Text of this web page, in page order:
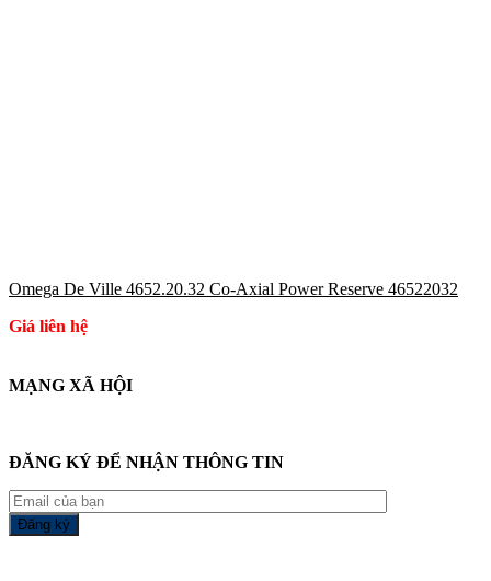
Omega De Ville 4652.20.32 Co-Axial Power Reserve 46522032
Giá liên hệ
MẠNG XÃ HỘI
ĐĂNG KÝ ĐỂ NHẬN THÔNG TIN